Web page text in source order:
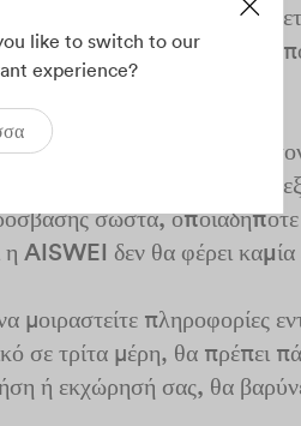
απαιτεί να
υπεύθυνοι για
ή σας παραχωρήθηκε και
την αποκάλυψή του σε μη
σωστά,
AISWEI δεν θα φέρει
πληροφορίες
σε τρίτα μέρη, θα πρέπει
ή εκχώρησή σας, θα
like to switch to our
experience?